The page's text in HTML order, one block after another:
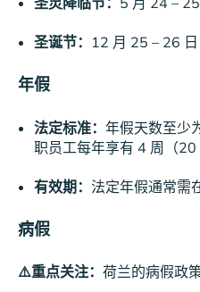
圣诞节： 12 月 25 – 26 日
年假
法定标准： 年假天数至少
职员工每年享有 4 周（20
有效期： 法定年假通常需
病假
⚠️重点关注： 荷兰的病假政